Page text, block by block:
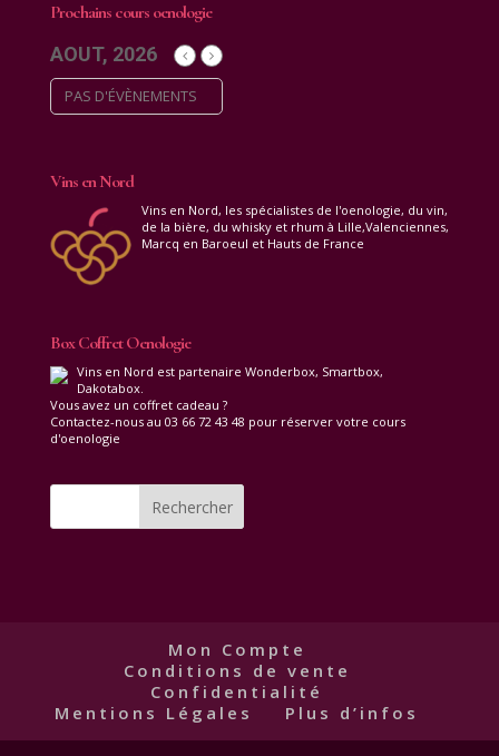
Prochains cours oenologie
AOUT, 2026
PAS D'ÉVÈNEMENTS
Vins en Nord
Vins en Nord, les spécialistes de l'oenologie, du vin,
de la bière, du whisky et rhum à Lille,Valenciennes,
Marcq en Baroeul et Hauts de France
Box Coffret Oenologie
Vins en Nord est partenaire Wonderbox, Smartbox,
Dakotabox.
Vous avez un coffret cadeau ?
Contactez-nous au 03 66 72 43 48 pour réserver votre cours
d'oenologie
Mon Compte
Conditions de vente
Confidentialité
Mentions Légales
Plus d’infos